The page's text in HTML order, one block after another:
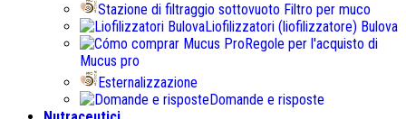
Stazione di filtraggio sottovuoto Filtro per muco
Liofilizzatori (liofilizzatore) Bulova
Regole per l'acquisto di
Mucus pro
Esternalizzazione
Domande e risposte